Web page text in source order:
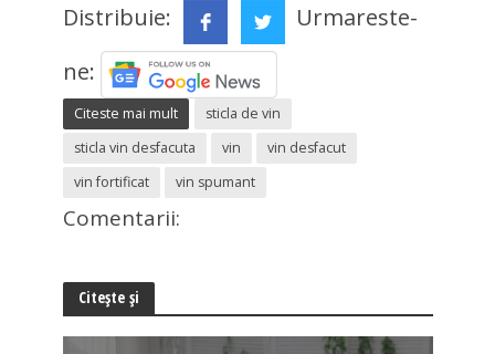
Distribuie:
Urmareste-
ne:
Citeste mai mult
sticla de vin
sticla vin desfacuta
vin
vin desfacut
vin fortificat
vin spumant
Comentarii:
Citește și